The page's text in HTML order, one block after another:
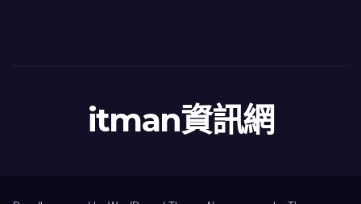
itman資訊網